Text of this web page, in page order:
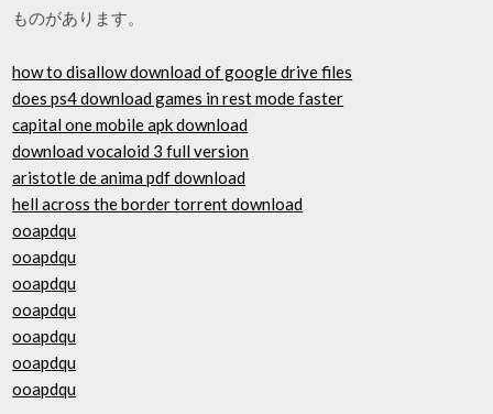
ものがあります。
how to disallow download of google drive files
does ps4 download games in rest mode faster
capital one mobile apk download
download vocaloid 3 full version
aristotle de anima pdf download
hell across the border torrent download
ooapdqu
ooapdqu
ooapdqu
ooapdqu
ooapdqu
ooapdqu
ooapdqu